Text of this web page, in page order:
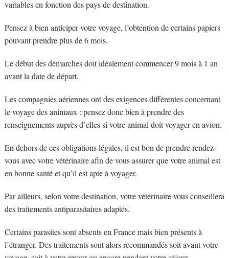
variables en fonction des pays de destination.
Pensez à bien anticiper votre voyage, l’obtention de certains papiers
pouvant prendre plus de 6 mois.
Le début des démarches doit idéalement commencer 9 mois à 1 an
avant la date de départ.
Les compagnies aériennes ont des exigences différentes concernant
le voyage des animaux : pensez donc bien à prendre des
renseignements auprès d’elles si votre animal doit voyager en avion.
En dehors de ces obligations légales, il est bon de prendre rendez-
vous avec votre vétérinaire afin de vous assurer que votre animal est
en bonne santé et qu’il est apte à voyager.
Par ailleurs, selon votre destination, votre vétérinaire vous conseillera
des traitements antiparasitaires adaptés.
Certains parasites sont absents en France mais bien présents à
l’étranger. Des traitements sont alors recommandés soit avant votre